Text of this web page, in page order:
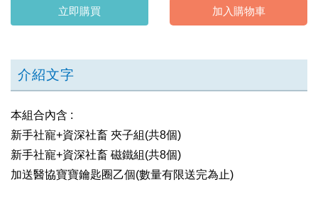
立即購買 加入購物車
介紹文字
本組合內含 :
新手社寵+資深社畜 夾子組(共8個)
新手社寵+資深社畜 磁鐵組(共8個)
加送醫協寶寶鑰匙圈乙個(數量有限送完為止)